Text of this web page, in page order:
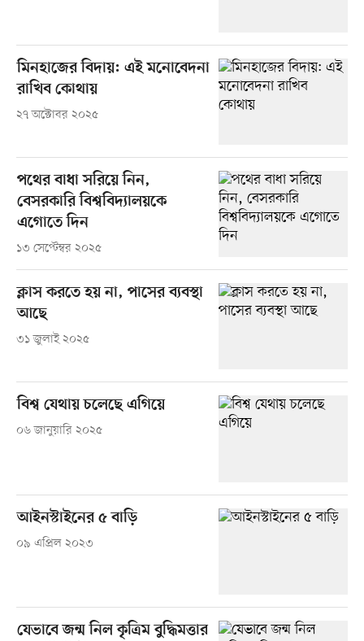
মিনহাজের বিদায়: এই মনোবেদনা
রাখিব কোথায়
২৭ অক্টোবর ২০২৫
পথের বাধা সরিয়ে নিন,
বেসরকারি বিশ্ববিদ্যালয়কে
এগোতে দিন
১৩ সেপ্টেম্বর ২০২৫
ক্লাস করতে হয় না, পাসের ব্যবস্থা
আছে
৩১ জুলাই ২০২৫
বিশ্ব যেথায় চলেছে এগিয়ে
০৬ জানুয়ারি ২০২৫
আইনস্টাইনের ৫ বাড়ি
০৯ এপ্রিল ২০২৩
যেভাবে জন্ম নিল কৃত্রিম বুদ্ধিমত্তার